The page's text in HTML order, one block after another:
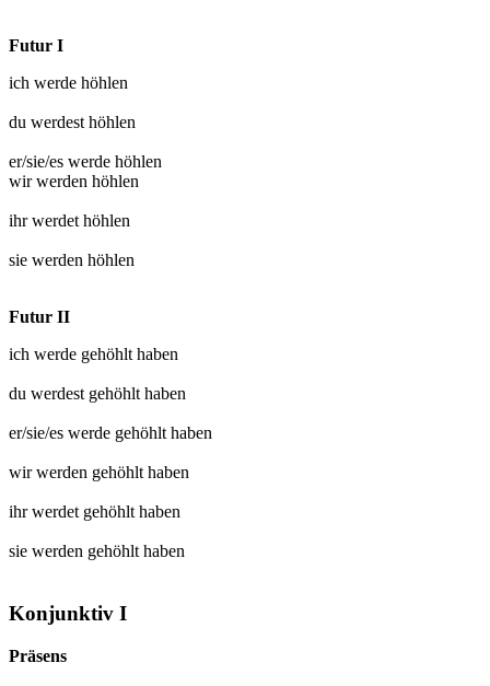
Futur I
ich werde höhlen
du werdest höhlen
er/sie/es werde höhlen
wir werden höhlen
ihr werdet höhlen
sie werden höhlen
Futur II
ich werde gehöhlt haben
du werdest gehöhlt haben
er/sie/es werde gehöhlt haben
wir werden gehöhlt haben
ihr werdet gehöhlt haben
sie werden gehöhlt haben
Konjunktiv I
Präsens